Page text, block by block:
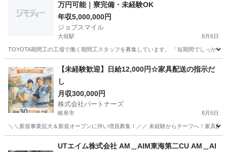
万円可能｜寮完備・未経験OK
年収5,000,000円
ジョブスマイル
大垣駅 8月6日
TOYOTA期間工の工場で働く期間工スタッフを募集しています。 「短期間でしっ
大垣駅 工場 未経験
【未経験歓迎】日給12,000円☆家具配送の指示だ
し
月収300,000円
株式会社パートナーズ
岐阜市 8月6日
＼＼新規事業拡大＆新規オープンに伴い増員募集！／／ 未経験からチーフへ！家具
未経験
UTエイム株式会社 AM＿AIM東海第二CU AM＿AI